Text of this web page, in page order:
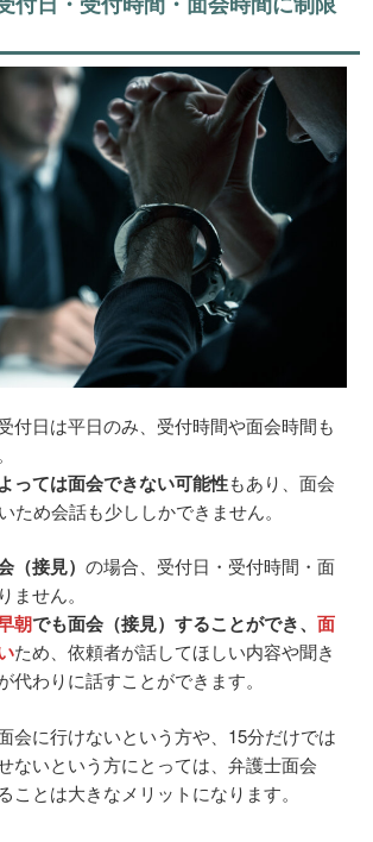
付日は平日のみ、受付時間や面会時間も
っては面会できない可能性もあり、面会
ため会話も少ししかできません。
（接見）の場合、受付日・受付時間・面
ません。
朝でも面会（接見）することができ、面
ため、依頼者が話してほしい内容や聞き
代わりに話すことができます。
会に行けないという方や、15分だけでは
ないという方にとっては、弁護士面会
ことは大きなメリットになります。